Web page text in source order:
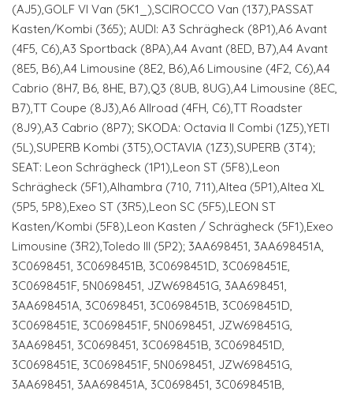
(AJ5),GOLF VI Van (5K1_),SCIROCCO Van (137),PASSAT
Kasten/Kombi (365); AUDI: A3 Schrägheck (8P1),A6 Avant
(4F5, C6),A3 Sportback (8PA),A4 Avant (8ED, B7),A4 Avant
(8E5, B6),A4 Limousine (8E2, B6),A6 Limousine (4F2, C6),A4
Cabrio (8H7, B6, 8HE, B7),Q3 (8UB, 8UG),A4 Limousine (8EC,
B7),TT Coupe (8J3),A6 Allroad (4FH, C6),TT Roadster
(8J9),A3 Cabrio (8P7); SKODA: Octavia II Combi (1Z5),YETI
(5L),SUPERB Kombi (3T5),OCTAVIA (1Z3),SUPERB (3T4);
SEAT: Leon Schrägheck (1P1),Leon ST (5F8),Leon
Schrägheck (5F1),Alhambra (710, 711),Altea (5P1),Altea XL
(5P5, 5P8),Exeo ST (3R5),Leon SC (5F5),LEON ST
Kasten/Kombi (5F8),Leon Kasten / Schrägheck (5F1),Exeo
Limousine (3R2),Toledo III (5P2); 3AA698451, 3AA698451A,
3C0698451, 3C0698451B, 3C0698451D, 3C0698451E,
3C0698451F, 5N0698451, JZW698451G, 3AA698451,
3AA698451A, 3C0698451, 3C0698451B, 3C0698451D,
3C0698451E, 3C0698451F, 5N0698451, JZW698451G,
3AA698451, 3C0698451, 3C0698451B, 3C0698451D,
3C0698451E, 3C0698451F, 5N0698451, JZW698451G,
3AA698451, 3AA698451A, 3C0698451, 3C0698451B,